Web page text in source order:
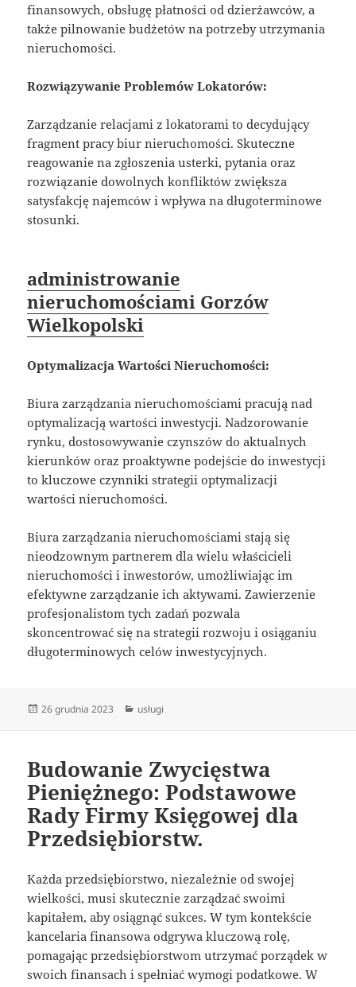
finansowych, obsługę płatności od dzierżawców, a
także pilnowanie budżetów na potrzeby utrzymania
nieruchomości.
Rozwiązywanie Problemów Lokatorów:
Zarządzanie relacjami z lokatorami to decydujący
fragment pracy biur nieruchomości. Skuteczne
reagowanie na zgłoszenia usterki, pytania oraz
rozwiązanie dowolnych konfliktów zwiększa
satysfakcję najemców i wpływa na długoterminowe
stosunki.
administrowanie
nieruchomościami Gorzów
Wielkopolski
Optymalizacja Wartości Nieruchomości:
Biura zarządzania nieruchomościami pracują nad
optymalizacją wartości inwestycji. Nadzorowanie
rynku, dostosowywanie czynszów do aktualnych
kierunków oraz proaktywne podejście do inwestycji
to kluczowe czynniki strategii optymalizacji
wartości nieruchomości.
Biura zarządzania nieruchomościami stają się
nieodzownym partnerem dla wielu właścicieli
nieruchomości i inwestorów, umożliwiając im
efektywne zarządzanie ich aktywami. Zawierzenie
profesjonalistom tych zadań pozwala
skoncentrować się na strategii rozwoju i osiąganiu
długoterminowych celów inwestycyjnych.
Data
26 grudnia 2023 Kategorie
usługi
Budowanie Zwycięstwa
Pieniężnego: Podstawowe
Rady Firmy Księgowej dla
Przedsiębiorstw.
Każda przedsiębiorstwo, niezależnie od swojej
wielkości, musi skutecznie zarządzać swoimi
kapitałem, aby osiągnąć sukces. W tym kontekście
kancelaria finansowa odgrywa kluczową rolę,
pomagając przedsiębiorstwom utrzymać porządek w
swoich finansach i spełniać wymogi podatkowe. W